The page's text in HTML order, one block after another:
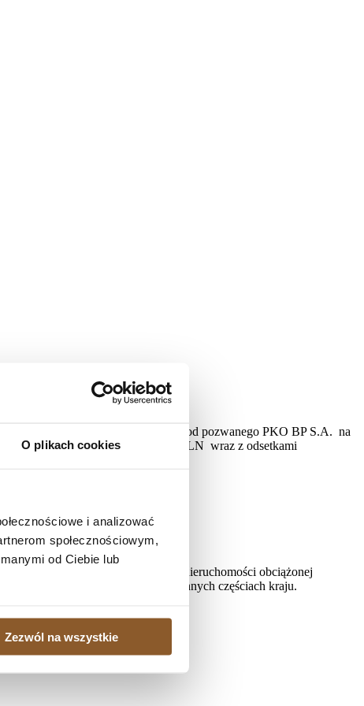
O plikach cookies
i analizować
społecznościowym,
od Ciebie lub
Zezwól na wszystkie
całości
C 350/21) na rozprawie zasądził od pozwanego PKO BP S.A. na
rzecz powoda kwotę 394761,96 PLN wraz z odsetkami
gdy istnieje potrzeba sprzedaży nieruchomości obciążonej
kredytobiorcom także w innych częściach kraju.